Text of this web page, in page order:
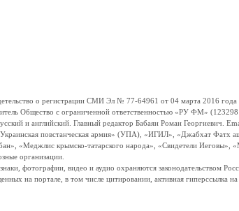
о регистрации СМИ Эл № 77-64961 от 04 марта 2016
Общество с ограниченной ответственностью «РУ ФМ»
и английский. Главный редактор Бабаян Роман
повстанческая армия» (УПА), «ИГИЛ», «Джабхат
крымско-татарского народа», «Свидетели Иеговы»,
организации.
фотографии, видео и аудио охраняются законодательством
на портале, в том числе цитировании, активная гиперссылка